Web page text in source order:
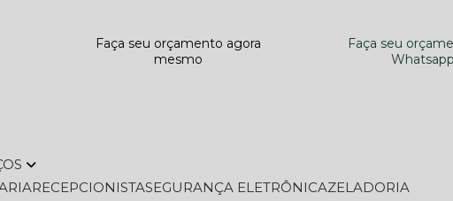
Faça seu orçamento agora
mesmo
Faça seu
Whatsapp
RECEPCIONISTA SEGURANÇA ELETRÔNICA
ZELADORIA